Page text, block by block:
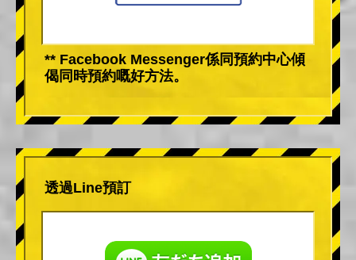
** Facebook Messenger係同預約中心傾
偈同時預約嘅好方法。
透過Line預訂